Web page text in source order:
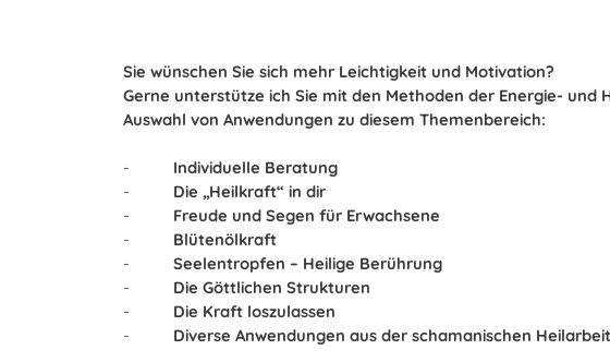
Sie wünschen Sie sich mehr Leichtigkeit und Motivation?
Gerne unterstütze ich Sie mit den Methoden der Energie-
Auswahl von Anwendungen zu diesem Themenbereich:
- Individuelle Beratung
- Die „Heilkraft“ in dir
- Freude und Segen für Erwachsene
- Blütenölkraft
-Seelentropfen – Heilige Berührung
- Die Göttlichen Strukturen
- Die Kraft loszulassen
- Diverse Anwendungen aus der schamanischen